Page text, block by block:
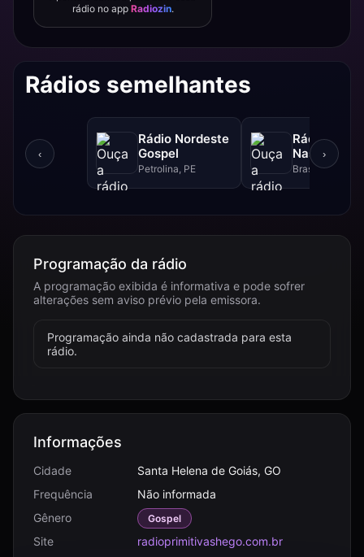
rádio no app Radiozin.
Rádios semelhantes
‹
Rádio Nordeste
Gospel
Petrolina, PE
Rádio Sol
Nascente
Brasília, DF
›
Programação da rádio
A programação exibida é informativa e pode sofrer
alterações sem aviso prévio pela emissora.
Programação ainda não cadastrada para esta
rádio.
Informações
Cidade
Santa Helena de Goiás, GO
Frequência
Não informada
Gênero
Gospel
Site
radioprimitivashego.com.br